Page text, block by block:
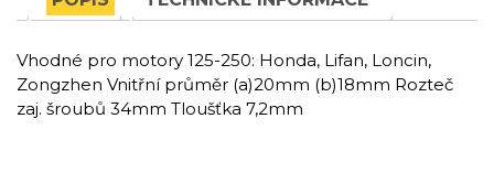
množství
Vhodné pro motory 125-250: Honda, Lifan, Loncin,
Zongzhen Vnitřní průměr (a)20mm (b)18mm Rozteč
zaj. šroubů 34mm Tloušťka 7,2mm